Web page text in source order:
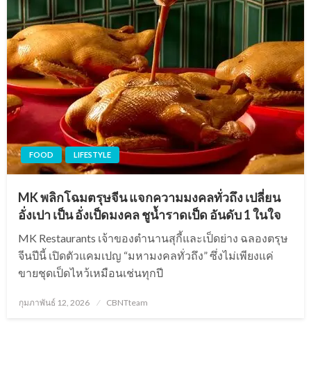
FOOD LIFESTYLE
MK พลิกโฉมตรุษจีน แจกความมงคลทั่วถึง เปลี่ยน
อั่งเปา เป็น อั่งเป็ดมงคล ชูน้ำราดเป็ด อันดับ 1 ในใจ
MK Restaurants เจ้าของตำนานสุกี้และเป็ดย่าง ฉลองตรุษ
จีนปีนี้ เปิดตัวแคมเปญ “มหามงคลทั่วถึง” ซึ่งไม่เพียงแค่
ขายชุดเป็ดไหว้เหมือนเช่นทุกปี
Posted
กุมภาพันธ์ 12, 2026 CBNTteam